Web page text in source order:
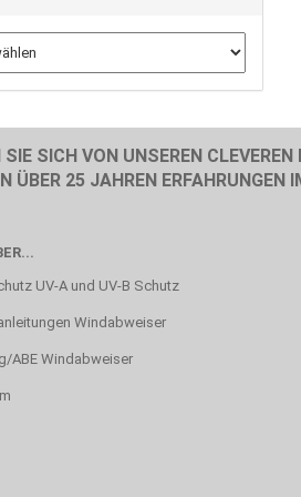
SICH VON UNSEREN
ÜBER 25 JAHREN
UV-A und UV-B Schutz
Windabweiser
ABE Windabweiser